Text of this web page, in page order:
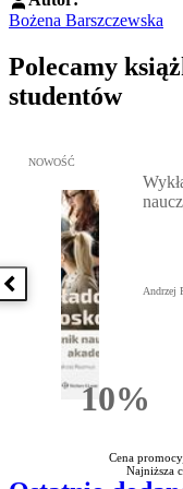
Bożena Barszczewska
Polecamy
studentów
Poprzednia książka
Przejdź do:
NOWOŚĆ
10%
Andrzej
Cena
Najniższa